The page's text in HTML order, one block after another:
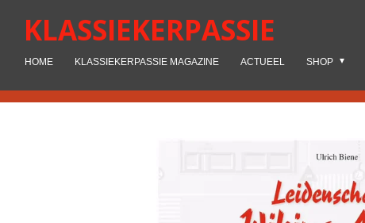
directKLASSIEKERPASSIE
HOME KLASSIEKERPASSIE MAGAZINE ACTUEEL SHOP